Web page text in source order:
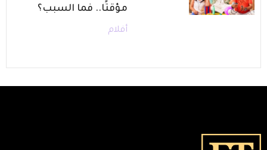
مؤقتًا.. فما السبب؟
أفلام